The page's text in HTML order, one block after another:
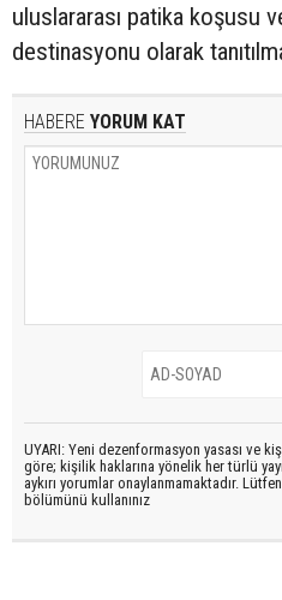
uluslararası patika koşusu
destinasyonu olarak
HABERE YORUM KAT
UYARI: Yeni dezenformasyon yasası ve
göre; kişilik haklarına yönelik her türlü
aykırı yorumlar onaylanmamaktadır.
bölümünü kullanınız